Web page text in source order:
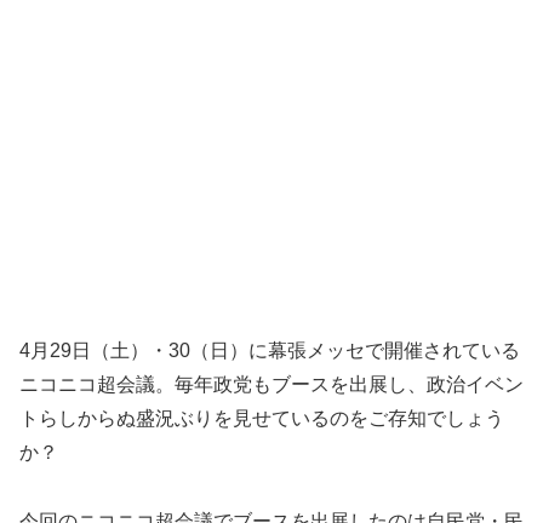
4月29日（土）・30（日）に幕張メッセで開催されている
ニコニコ超会議。毎年政党もブースを出展し、政治イベン
トらしからぬ盛況ぶりを見せているのをご存知でしょう
か？